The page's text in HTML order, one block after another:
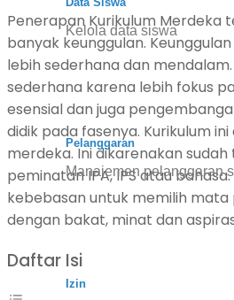
Kelola data siswa
Pelanggaran
Manajemen pelanggaran
Izin
Penerapan Kurikulum Merdeka
banyak keunggulan.
lebih sederhana dan
sederhana karena lebih fokus
esensial dan juga
didik pada fasenya. Kurikulum
merdeka. Ini dikarenakan
peminatan IPA, IPS atau
kebebasan untuk memilih mata
dengan bakat, minat dan
Daftar Isi